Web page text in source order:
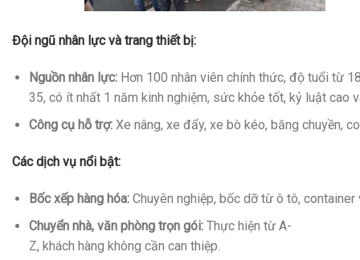
Đội ngũ nhân lực và trang thiết bị:
Nguồn nhân lực:Hơn 100 nhân viên chính thức, độ tuổi từ
35, có ít nhất 1 năm kinh nghiệm, sức khỏe tốt, kỷ luật cao
Công cụ hỗ trợ:Xe nâng, xe đẩy, xe bò kéo, băng chuyền,
Các dịch vụ nổi bật:
Bốc xếp hàng hóa:Chuyên nghiệp, bốc dỡ từ ô tô, container
Chuyển nhà, văn phòng trọn gói:Thực hiện từ A-
Z, khách hàng không cần can thiệp.